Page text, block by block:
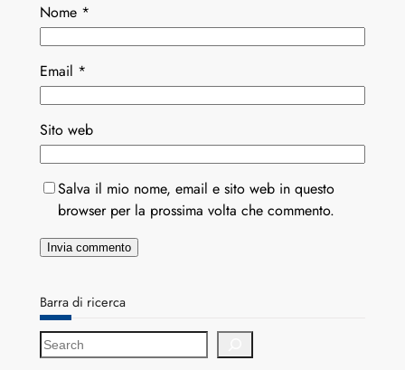
Nome *
Email *
Sito web
Salva il mio nome, email e sito web in questo
browser per la prossima volta che commento.
Barra di ricerca
S
e